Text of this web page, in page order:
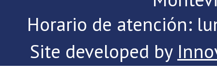
Horario de atención:
Site developed by